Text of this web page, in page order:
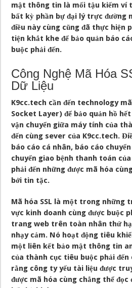
mật thông tin là mối tậu kiếm ví
bất kỳ phần bự đại lý trực đường
điều này cùng cũng đã thực hiện
tiện khắt khe để bảo quản báo
buộc phải đến.
Công Nghệ Mã Hóa
Dữ Liệu
K9cc.tech cần đến technology
Socket Layer) để bảo quản hồ
vận chuyển giữa máy tính của
đến cùng sever của K9cc.tech.
báo cáo cá nhân, báo cáo
chuyển giao bệnh thanh toán
phải đến những được mã hóa
bởi tin tặc.
Mã hóa SSL là một trong những
vực kinh doanh cùng được buộc
trang web trên toàn nhân thứ
nhạy cảm. Nó hoạt động tiêu
một liên kết bảo mật thông tin
của thành cục tiêu buộc phải
rằng công ty yếu tài liệu được
được mã hóa cùng chẳng thể